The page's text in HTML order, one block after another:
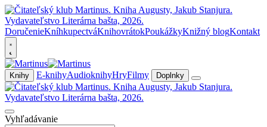
DoručenieKníhkupectváKnihovrátokPoukážkyKnižný blogKontakt
Knihy E-knihyAudioknihyHryFilmy Doplnky
Vyhľadávanie